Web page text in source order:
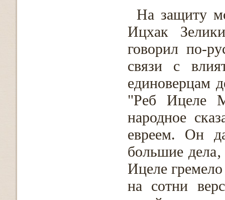
На защиту
Ицхак
говорил по-
связи с
единоверцам
"Реб Ицеле
народное
евреем. Он
большие
Ицеле гремело
на сотни